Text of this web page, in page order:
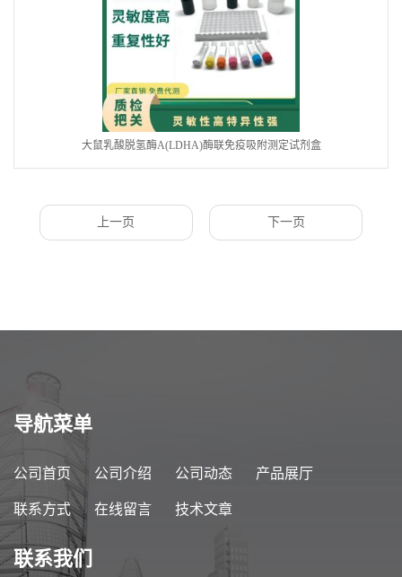
大鼠乳酸脱氢酶A(LDHA)酶联免疫吸附测定试剂盒
上一页 下一页
导航菜单
公司首页 公司介绍 公司动态 产品展厅
联系方式 在线留言 技术文章
联系我们